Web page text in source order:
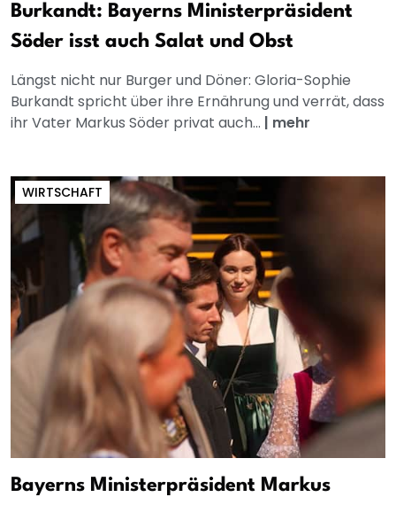
Burkandt: Bayerns Ministerpräsident
Söder isst auch Salat und Obst
Längst nicht nur Burger und Döner: Gloria-Sophie
Burkandt spricht über ihre Ernährung und verrät, dass
ihr Vater Markus Söder privat auch... | mehr
WIRTSCHAFT
Bayerns Ministerpräsident Markus